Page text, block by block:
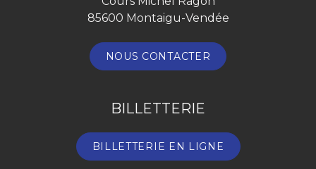
85600 Montaigu-Vendée
NOUS CONTACTER
BILLETTERIE
BILLETTERIE EN LIGNE